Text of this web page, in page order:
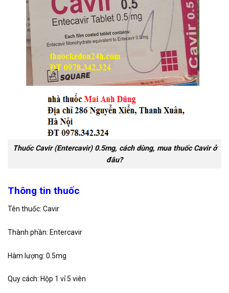
Thuốc Cavir (Entercavir) 0.5mg, cách dùng, mua thuốc Cavir ở
đâu?
Thông tin thuốc
Tên thuốc: Cavir
Thành phần: Entercavir
Hàm lượng: 0.5mg
Quy cách: Hộp 1 vỉ 5 viên